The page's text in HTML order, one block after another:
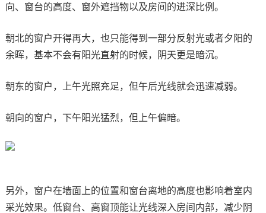
向、窗台的高度、窗外遮挡物以及房间的进深比例。
朝北的窗户开得再大，也只能得到一部分反射光或者夕阳的
余晖，基本不会有阳光直射的时候，阴天更是暗沉。
朝东的窗户，上午光照充足，但午后光线就会迅速减弱。
朝向的窗户，下午阳光猛烈，但上午偏暗。
另外，窗户在墙面上的位置和窗台离地的高度也影响着室内
采光效果。低窗台、高窗顶能让光线深入房间内部，减少阴